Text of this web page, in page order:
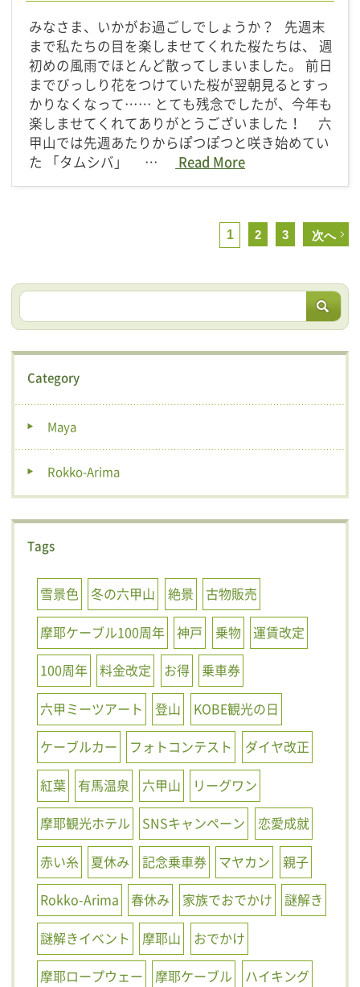
みなさま、いかがお過ごしでしょうか？ 先週末
まで私たちの目を楽しませてくれた桜たちは、 週
初めの風雨でほとんど散ってしまいました。 前日
までびっしり花をつけていた桜が翌朝見るとすっ
かりなくなって…… とても残念でしたが、今年も
楽しませてくれてありがとうございました！ 六
甲山では先週あたりからぽつぽつと咲き始めてい
た 「タムシバ」 …
Read More
1 2 3 次へ
Category
Maya
Rokko-Arima
Tags
雪景色 冬の六甲山 絶景
古物販売
摩耶ケーブル100周年
神戸 乗物
運賃改定
100周年
料金改定 お得
乗車券
六甲ミーツアート
登山
KOBE観光の日
ケーブルカー
フォトコンテスト
ダイヤ改正
紅葉
有馬温泉 六甲山
リーグワン
摩耶観光ホテル
SNSキャンペーン
恋愛成就
赤い糸
夏休み 記念乗車券 マヤカン
親子
Rokko-Arima
春休み 家族でおでかけ
謎解き
謎解きイベント
摩耶山
おでかけ
摩耶ロープウェー
摩耶ケーブル
ハイキング